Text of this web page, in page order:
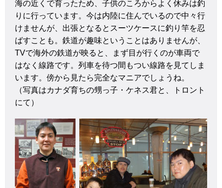
海の近くで育ったため、子供のころからよく休みは釣
りに行っています。今は内陸に住んでいるので中々行
けませんが、出張となるとスーツケースに釣り竿を忍
ばすことも。鉄道が趣味ということはありませんが、
TVで海外の鉄道が映ると、まず目が行くのが車両で
はなく線路です。列車を待つ間もつい線路を見てしま
います。傍から見たら完全なマニアでしょうね。
（写真はカナダ育ちの甥っ子・ケネス君と、トロント
にて）